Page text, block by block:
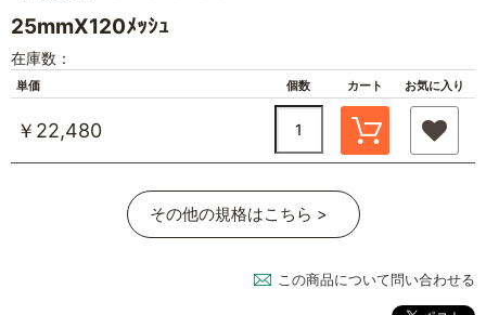
25mmX120ﾒｯｼｭ
在庫数：
単価 個数 カート お気に入り
￥22,480
その他の規格はこちら >
この商品について問い合わせる